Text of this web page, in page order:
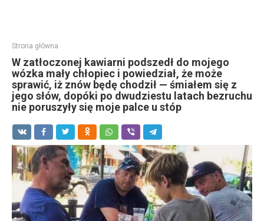
Strona główna
W zatłoczonej kawiarni podszedł do mojego
wózka mały chłopiec i powiedział, że może
sprawić, iż znów będę chodził — śmiałem się z
jego słów, dopóki po dwudziestu latach bezruchu
nie poruszyły się moje palce u stóp